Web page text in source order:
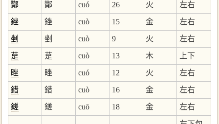
酇 酇 cuó 26 火 左右
銼 銼 cuò 15 金 左右
剉 剉 cuò 9 火 左右
莡 莡 cuò 13 木 上下
睉 睉 cuó 12 火 左右
錯 錯 cuò 16 金 左右
鎈 鎈 cuō 18 金 左右